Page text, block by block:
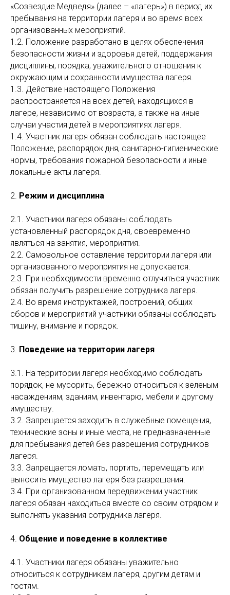
«Созвездие Медведя» (далее – «лагерь») в период их
пребывания на территории лагеря и во время всех
организованных мероприятий.
1.2. Положение разработано в целях обеспечения
безопасности жизни и здоровья детей, поддержания
дисциплины, порядка, уважительного отношения к
окружающим и сохранности имущества лагеря.
1.3. Действие настоящего Положения
распространяется на всех детей, находящихся в
лагере, независимо от возраста, а также на иные
случаи участия детей в мероприятиях лагеря.
1.4. Участник лагеря обязан соблюдать настоящее
Положение, распорядок дня, санитарно-гигиенические
нормы, требования пожарной безопасности и иные
локальные акты лагеря.
2. Режим и дисциплина
2.1. Участники лагеря обязаны соблюдать
установленный распорядок дня, своевременно
являться на занятия, мероприятия.
2.2. Самовольное оставление территории лагеря или
организованного мероприятия не допускается.
2.3. При необходимости временно отлучиться участник
обязан получить разрешение сотрудника лагеря.
2.4. Во время инструктажей, построений, общих
сборов и мероприятий участники обязаны соблюдать
тишину, внимание и порядок.
3. Поведение на территории лагеря
3.1. На территории лагеря необходимо соблюдать
порядок, не мусорить, бережно относиться к зеленым
насаждениям, зданиям, инвентарю, мебели и другому
имуществу.
3.2. Запрещается заходить в служебные помещения,
технические зоны и иные места, не предназначенные
для пребывания детей без разрешения сотрудников
лагеря.
3.3. Запрещается ломать, портить, перемещать или
выносить имущество лагеря без разрешения.
3.4. При организованном передвижении участник
лагеря обязан находиться вместе со своим отрядом и
выполнять указания сотрудника лагеря.
4. Общение и поведение в коллективе
4.1. Участники лагеря обязаны уважительно
относиться к сотрудникам лагеря, другим детям и
гостям.